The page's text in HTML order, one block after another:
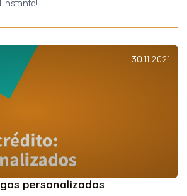
instante!
30.11.2021
personalizados